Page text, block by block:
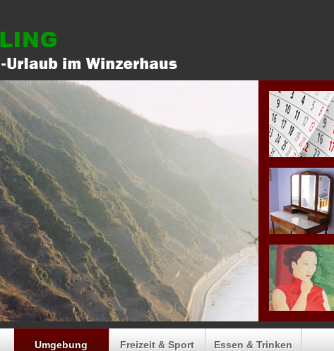
Umgebung Freizeit & Sport Essen & Trinken